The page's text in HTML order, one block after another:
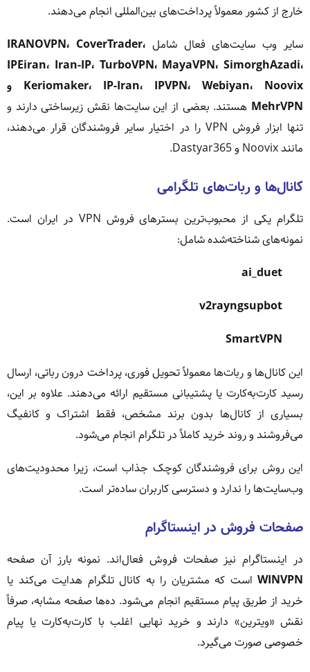
خارج از کشور معمولاً پرداخت‌های بین‌المللی انجام می‌دهند.
سایر وب سایت‌های فعال شاملIRANOVPN، CoverTrader،
IPEiran، Iran-IP، TurboVPN، MayaVPN، SimorghAzadi،
Keriomaker، IP-Iran، IPVPN، Webiyan، Noovix و
MehrVPN هستند. بعضی از این سایت‌ها نقش زیرساختی دارند و
تنها ابزار فروش VPN را در اختیار سایر فروشندگان قرار می‌دهند،
مانند Noovix و Dastyar365.
کانال‌ها و ربات‌های تلگرامی
تلگرام یکی از محبوب‌ترین بسترهای فروش VPN در ایران است.
نمونه‌های شناخته‌شده شامل:
ai_duet
v2rayngsupbot
SmartVPN
این کانال‌ها و ربات‌ها معمولاً تحویل فوری، پرداخت درون رباتی، ارسال
رسید کارت‌به‌کارت یا پشتیبانی مستقیم ارائه می‌دهند. علاوه بر این،
بسیاری از کانال‌ها بدون برند مشخص، فقط اشتراک و کانفیگ
می‌فروشند و روند خرید کاملاً در تلگرام انجام می‌شود.
این روش برای فروشندگان کوچک جذاب است، زیرا محدودیت‌های
وب‌سایت‌ها را ندارد و دسترسی کاربران ساده‌تر است.
صفحات فروش در اینستاگرام
در اینستاگرام نیز صفحات فروش فعال‌اند. نمونه بارز آن صفحه
WINVPN است که مشتریان را به کانال تلگرام هدایت می‌کند یا
خرید از طریق پیام مستقیم انجام می‌شود. ده‌ها صفحه مشابه، صرفاً
نقش «ویترین» دارند و خرید نهایی اغلب با کارت‌به‌کارت یا پیام
خصوصی صورت می‌گیرد.